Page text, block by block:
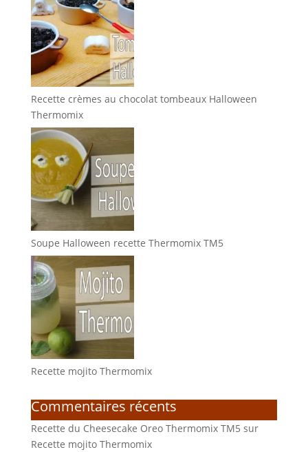
Recette crèmes au chocolat tombeaux Halloween
Thermomix
Soupe Halloween recette Thermomix TM5
Recette mojito Thermomix
Commentaires récents
Recette du Cheesecake Oreo Thermomix TM5 sur
Recette mojito Thermomix